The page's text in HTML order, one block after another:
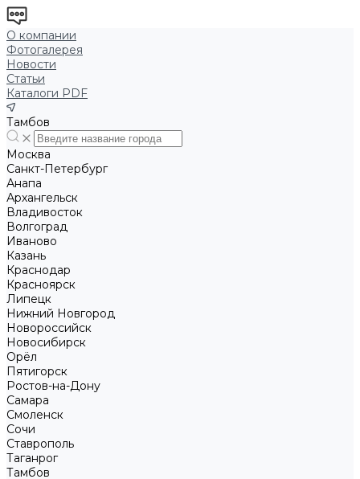
О компании
Фотогалерея
Новости
Статьи
Каталоги PDF
Тамбов
Москва
Санкт-Петербург
Анапа
Архангельск
Владивосток
Волгоград
Иваново
Казань
Краснодар
Красноярск
Липецк
Нижний Новгород
Новороссийск
Новосибирск
Орёл
Пятигорск
Ростов-на-Дону
Самара
Смоленск
Сочи
Ставрополь
Таганрог
Тамбов